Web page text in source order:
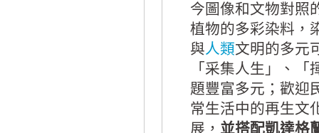
今圖像和文物對照
植物的多彩染料，
與人類文明的多元
「采集人生」、
題豐富多元；歡迎
常生活中的再生文
展， 並搭配凱達格